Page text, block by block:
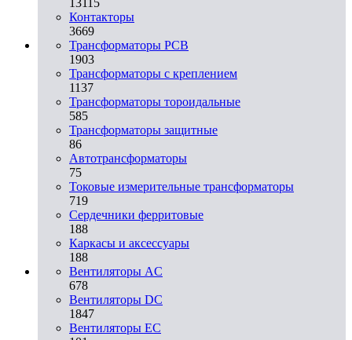
Контакторы
3669
Трансформаторы PCB
1903
Трансформаторы с креплением
1137
Трансформаторы тороидальные
585
Трансформаторы защитные
86
Автотрансформаторы
75
Токовые измерительные трансформаторы
719
Сердечники ферритовые
188
Каркасы и аксессуары
188
Вентиляторы AC
678
Вентиляторы DC
1847
Вентиляторы EC